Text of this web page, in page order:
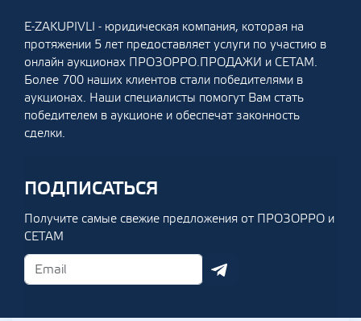
E-ZAKUPIVLI - юридическая компания, которая на
протяжении 5 лет предоставляет услуги по участию в
онлайн аукционах ПРОЗОРРО.ПРОДАЖИ и СЕТАМ.
Более 700 наших клиентов стали победителями в
аукционах. Наши специалисты помогут Вам стать
победителем в аукционе и обеспечат законность
сделки.
ПОДПИСАТЬСЯ
Получите самые свежие предложения от ПРОЗОРРО и
СЕТАМ